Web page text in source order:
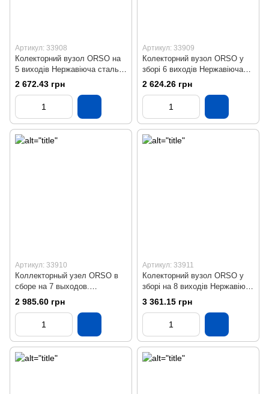
Артикул: 33908
Колекторний вузол ORSO на
5 виходів Нержавіюча сталь
SS304 Бронза
2 672.43 грн
Артикул: 33909
Колекторний вузол ORSO у
зборі 6 виходів Нержавіюча
сталь Бронза
2 624.26 грн
Артикул: 33910
Коллекторный узел ORSO в
сборе на 7 выходов.
Нержавеющая сталь SS304
2 985.60 грн
Артикул: 33911
Колекторний вузол ORSO у
зборі на 8 виходів Нержавіюча
сталь SS304 Бронза
3 361.15 грн